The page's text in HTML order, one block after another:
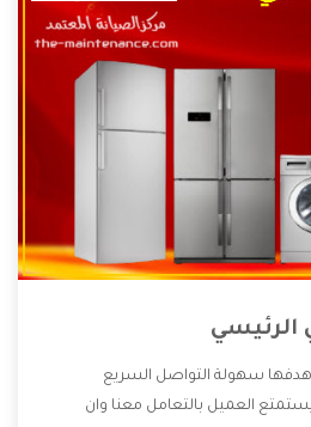
سهولة التواصل السريع
العميل بالتعامل معنا وان